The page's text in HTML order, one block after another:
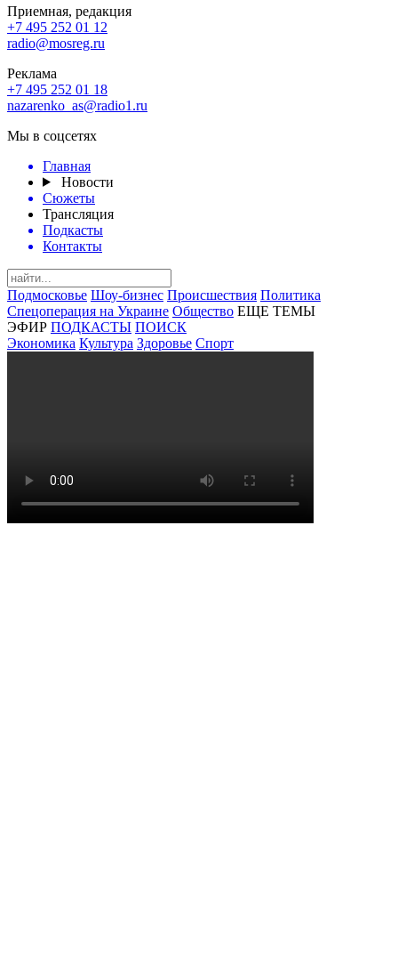
Приемная, редакция
+7 495 252 01 12
radio@mosreg.ru
Реклама
+7 495 252 01 18
nazarenko_as@radio1.ru
Мы в соцсетях
Главная
Новости
Сюжеты
Трансляция
Подкасты
Контакты
Подмосковье Шоу-бизнес Происшествия Политика
Спецоперация на Украине Общество ЕЩЕ ТЕМЫ
ЭФИР ПОДКАСТЫ ПОИСК
Экономика Культура Здоровье Спорт